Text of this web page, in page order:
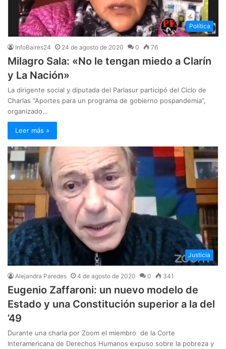
Política
InfoBaires24 24 de agosto de 2020 0 76
Milagro Sala: «No le tengan miedo a Clarín
y La Nación»
La dirigente social y diputada del Parlasur participó del Ciclo de
Charlas “Aportes para un programa de gobierno pospandemia”,
organizado…
Leer más »
Justicia
Alejandra Paredes 4 de agosto de 2020 0 341
Eugenio Zaffaroni: un nuevo modelo de
Estado y una Constitución superior a la del
’49
Durante una charla por Zoom el miembro de la Corte
Interamericana de Derechos Humanos expuso sobre la pobreza y